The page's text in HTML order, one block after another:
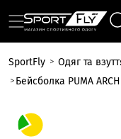
SportFly Одяг та
Бейсболка PUMA